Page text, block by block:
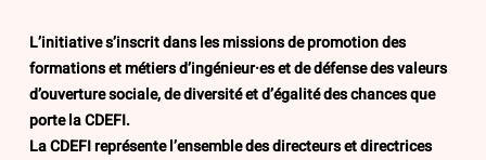
L’initiative s’inscrit dans les missions de promotion des
formations et métiers d’ingénieur·es et de défense des valeurs
d’ouverture sociale, de diversité et d’égalité des chances que
porte la CDEFI.
La CDEFI représente l’ensemble des directeurs et directrices